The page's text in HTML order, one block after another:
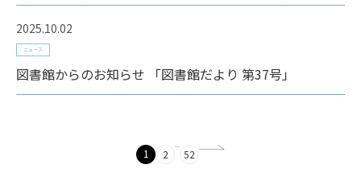
2025.10.02
ニュース
図書館からのお知らせ 「図書館だより 第37号」
1 2
…
52